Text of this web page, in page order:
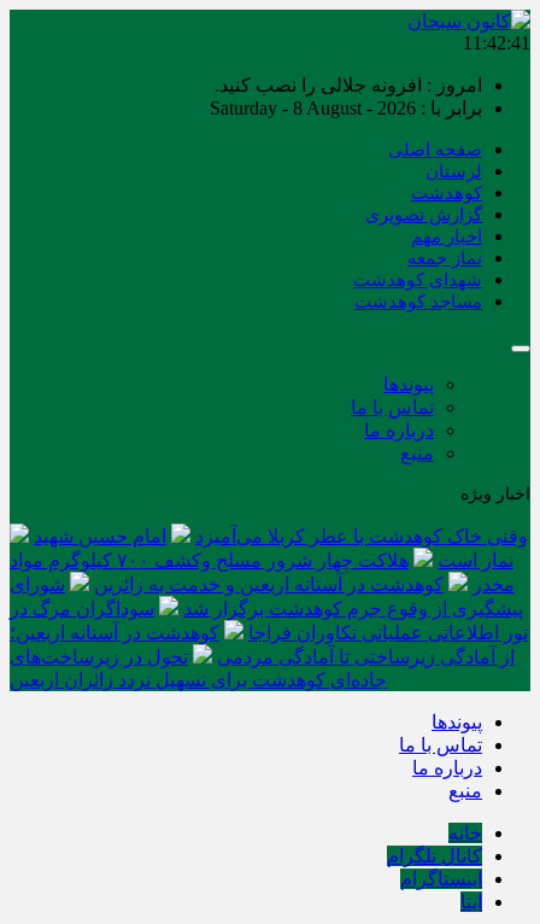
11:42:42
امروز : افزونه جلالی را نصب کنید.
برابر با : Saturday - 8 August - 2026
صفحه اصلی
لرستان
کوهدشت
گزارش تصویری
اخبار مهم
نماز جمعه
شهدای کوهدشت
مساجد کوهدشت
پیوندها
تماس با ما
درباره ما
منبع
اخبار ویژه
وقتی خاک کوهدشت با عطر کربلا می‌آمیزد
امام حسین شهید
نماز است
هلاکت چهار شرور مسلح وکشف ۷۰۰ کیلوگرم مواد
مخدر
کوهدشت در آستانه اربعین و خدمت‌ به زائرین
شورای
پیشگیری از وقوع جرم کوهدشت برگزار شد
سوداگران مرگ در
تور اطلاعاتی عملیاتی تکاوران فراجا
کوهدشت در آستانه اربعین؛
از آمادگی زیرساختی تا آمادگی مردمی
تحول در زیرساخت‌های
جاده‌ای کوهدشت برای تسهیل تردد زائران اربعین
پیوندها
تماس با ما
درباره ما
منبع
خانه
کانال تلگرام
اینستاگرام
ایتا